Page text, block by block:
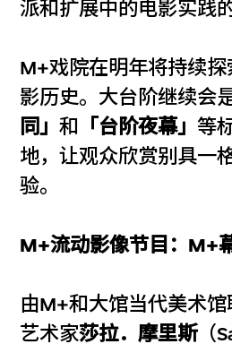
派和扩展中的电影实践
M+戏院在明年将持续
影历史。大台阶继续会
同」和 「台阶夜幕」等
地，让观众欣赏别具一
验。
M+流动影像节目：M+
由M+和大馆当代美术
艺术家莎拉．摩里斯（